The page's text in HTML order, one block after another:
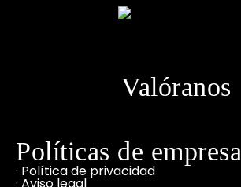
Valóranos
Políticas de empresa
· Política de privacidad